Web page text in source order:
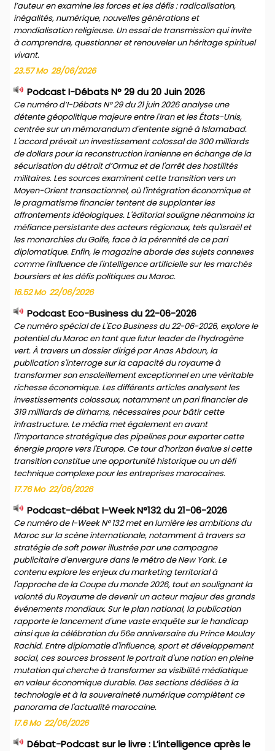
l’auteur en examine les forces et les défis : radicalisation,
inégalités, numérique, nouvelles générations et
mondialisation religieuse. Un essai de transmission qui invite
à comprendre, questionner et renouveler un héritage spirituel
vivant.
23.57 Mo 28/06/2026
Podcast I-Débats N° 29 du 20 Juin 2026
Ce numéro d’I-Débats N° 29 du 21 juin 2026 analyse une
détente géopolitique majeure entre l'Iran et les États-Unis,
centrée sur un mémorandum d'entente signé à Islamabad.
L'accord prévoit un investissement colossal de 300 milliards
de dollars pour la reconstruction iranienne en échange de la
sécurisation du détroit d’Ormuz et de l'arrêt des hostilités
militaires. Les sources examinent cette transition vers un
Moyen-Orient transactionnel, où l'intégration économique et
le pragmatisme financier tentent de supplanter les
affrontements idéologiques. L'éditorial souligne néanmoins la
méfiance persistante des acteurs régionaux, tels qu'Israël et
les monarchies du Golfe, face à la pérennité de ce pari
diplomatique. Enfin, le magazine aborde des sujets connexes
comme l'influence de l'intelligence artificielle sur les marchés
boursiers et les défis politiques au Maroc.
16.52 Mo 22/06/2026
Podcast Eco-Business du 22-06-2026
Ce numéro spécial de L'Eco Business du 22-06-2026, explore le
potentiel du Maroc en tant que futur leader de l'hydrogène
vert. À travers un dossier dirigé par Anas Abdoun, la
publication s'interroge sur la capacité du royaume à
transformer son ensoleillement exceptionnel en une véritable
richesse économique. Les différents articles analysent les
investissements colossaux, notamment un pari financier de
319 milliards de dirhams, nécessaires pour bâtir cette
infrastructure. Le média met également en avant
l'importance stratégique des pipelines pour exporter cette
énergie propre vers l'Europe. Ce tour d'horizon évalue si cette
transition constitue une opportunité historique ou un défi
technique complexe pour les entreprises marocaines.
17.76 Mo 22/06/2026
Podcast-débat I-Week N°132 du 21-06-2026
Ce numéro de I-Week N° 132 met en lumière les ambitions du
Maroc sur la scène internationale, notamment à travers sa
stratégie de soft power illustrée par une campagne
publicitaire d'envergure dans le métro de New York. Le
contenu explore les enjeux du marketing territorial à
l'approche de la Coupe du monde 2026, tout en soulignant la
volonté du Royaume de devenir un acteur majeur des grands
événements mondiaux. Sur le plan national, la publication
rapporte le lancement d'une vaste enquête sur le handicap
ainsi que la célébration du 56e anniversaire du Prince Moulay
Rachid. Entre diplomatie d'influence, sport et développement
social, ces sources brossent le portrait d'une nation en pleine
mutation qui cherche à transformer sa visibilité médiatique
en valeur économique durable. Des sections dédiées à la
technologie et à la souveraineté numérique complètent ce
panorama de l'actualité marocaine.
17.6 Mo 22/06/2026
Débat-Podcast sur le livre : L’intelligence après le